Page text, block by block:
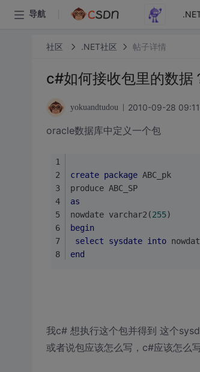
导航
社区 .NET社区 帖子详情
c#如何接收包里的数据
yokuandtudou 2010-09-28
oracle数据库中定义一个包
create package ABC_pk
produce ABC_SP
as
nowdate varchar2(255)
begin
select
sysdate into
end
我c# 想执行这个包并得到 这个
或者说包应该怎么写，c#应该怎么